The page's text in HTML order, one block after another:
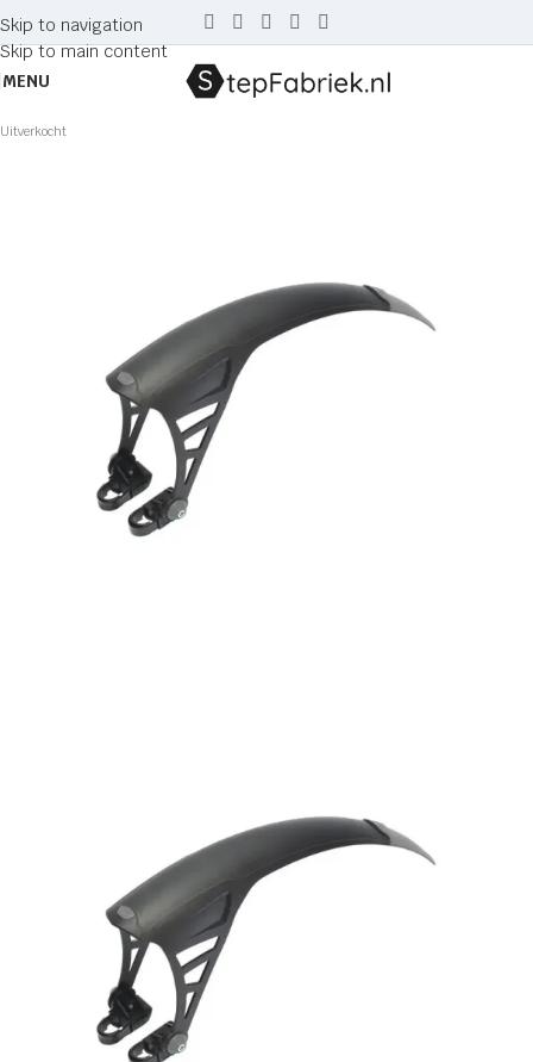
Skip to navigation
Skip to main content
MENU
Uitverkocht